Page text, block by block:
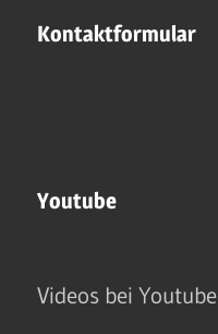
Kontaktformular
Youtube
Videos bei Youtube